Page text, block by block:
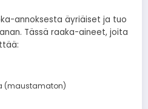
annoksesta äyriäiset ja tuo
Tässä raaka-aineet, joita
(maustamaton)